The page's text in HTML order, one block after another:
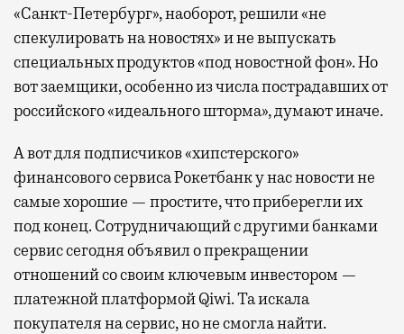
«Санкт-Петербург», наоборот, решили «не
спекулировать на новостях» и не выпускать
специальных продуктов «под новостной фон». Но
вот заемщики, особенно из числа пострадавших от
российского «идеального шторма», думают иначе.
А вот для подписчиков «хипстерского»
финансового сервиса Рокетбанк у нас новости не
самые хорошие — простите, что приберегли их
под конец. Сотрудничающий с другими банками
сервис сегодня объявил о прекращении
отношений со своим ключевым инвестором —
платежной платформой Qiwi. Та искала
покупателя на сервис, но не смогла найти.